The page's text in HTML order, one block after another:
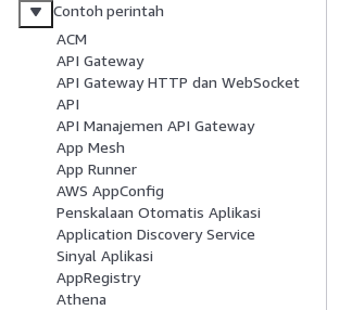
Contoh perintah
ACM
API Gateway
API Gateway HTTP dan WebSocket
API
API Manajemen API Gateway
App Mesh
App Runner
AWS AppConfig
Penskalaan Otomatis Aplikasi
Application Discovery Service
Sinyal Aplikasi
AppRegistry
Athena